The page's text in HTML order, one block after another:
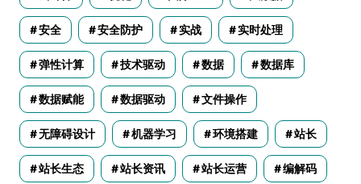
安全 安全防护 实战 实时处理
弹性计算 技术驱动 数据 数据库
数据赋能 数据驱动 文件操作
无障碍设计 机器学习 环境搭建 站长
站长生态 站长资讯 站长运营 编解码